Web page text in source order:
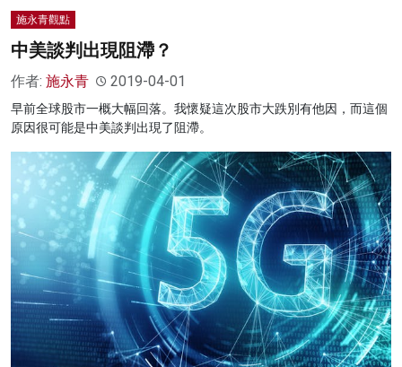
施永青觀點
中美談判出現阻滯？
作者: 施永青 2019-04-01
早前全球股市一概大幅回落。我懷疑這次股市大跌別有他因，而這個
原因很可能是中美談判出現了阻滯。